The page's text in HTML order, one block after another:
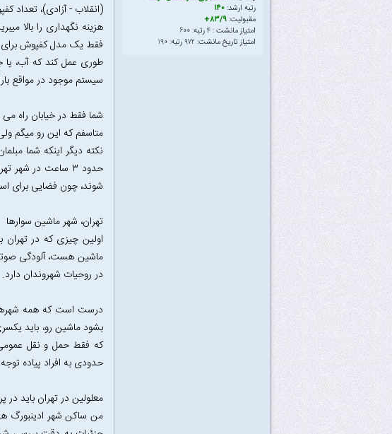
رتبه ارشد:۱۴۰
مقبولیت:۸۳/۹+
امتیاز مانشت :۴رتبه:۶۰۰
امتیاز تاریخ مانشت: ۹۷۲رتبه:۱۹۰
هزینه نگهداری را بالا
فقط یک مدل کفپوش برای
طوری عمل کند که آب،
سیستم موجود در مواقع
شما فقط در خیابان راه می
متاسفم که این رو میگم
نکته دیگر اینکه شما
حدود ۳ ساعت در
شوند، چون فضایی برای
تهران، شهر ماشین سوارها
اولین چیزی که در
ماشین هست، آلودگی
در روحیات شهروندان دارد.
درست است که همه شهرها
بشود ماشین رو، باید
که فقط حمل و نقل عمومی
حدودی به افراد پیاده
معلولین در تهران باید
من ساکن شهر ادینبورگ